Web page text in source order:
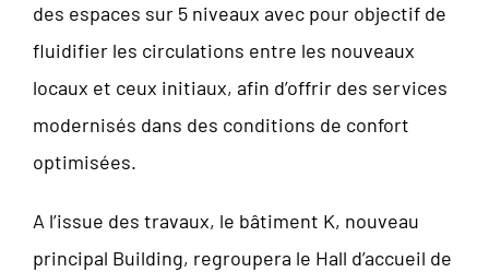
des espaces sur 5 niveaux avec pour objectif de
fluidifier les circulations entre les nouveaux
locaux et ceux initiaux, afin d’offrir des services
modernisés dans des conditions de confort
optimisées.
A l’issue des travaux, le bâtiment K, nouveau
principal Building, regroupera le Hall d’accueil de